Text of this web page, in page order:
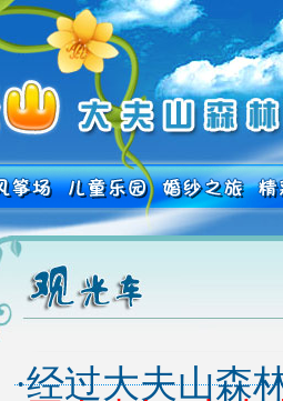
·经过大夫山森